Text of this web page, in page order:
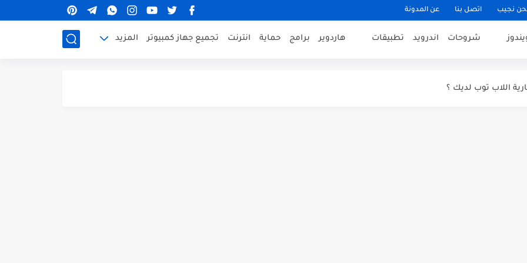
نجيب اتصل بنا عن المدونة
شروحات اندرويد تطبيقات هاردوير برامج حماية انترنت تجميع جهاز كمبيوتر المزيد كرت الشاشة وكيف تتجاوزها
اللاب توب لديك ؟